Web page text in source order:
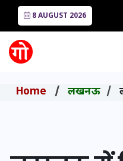
8 AUGUST 2026
Home लखनऊ